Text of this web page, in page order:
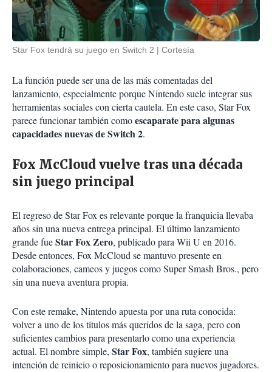
Star Fox tendrá su juego en Switch 2 Cortesía
La función puede ser una de las más comentadas del
lanzamiento, especialmente porque Nintendo suele integrar sus
herramientas sociales con cierta cautela. En este caso, Star Fox
parece funcionar también comoescaparate para algunas
capacidades nuevas de Switch 2.
Fox McCloud vuelve tras una década
sin juego principal
El regreso de Star Fox es relevante porque la franquicia llevaba
años sin una nueva entrega principal. El último lanzamiento
grande fueStar Fox Zero, publicado para Wii U en 2016.
Desde entonces, Fox McCloud se mantuvo presente en
colaboraciones, cameos y juegos como Super Smash Bros., pero
sin una nueva aventura propia.
Con este remake, Nintendo apuesta por una ruta conocida:
volver a uno de los títulos más queridos de la saga, pero con
suficientes cambios para presentarlo como una experiencia
actual. El nombre simple, Star Fox, también sugiere una
intención de reinicio o reposicionamiento para nuevos jugadores.